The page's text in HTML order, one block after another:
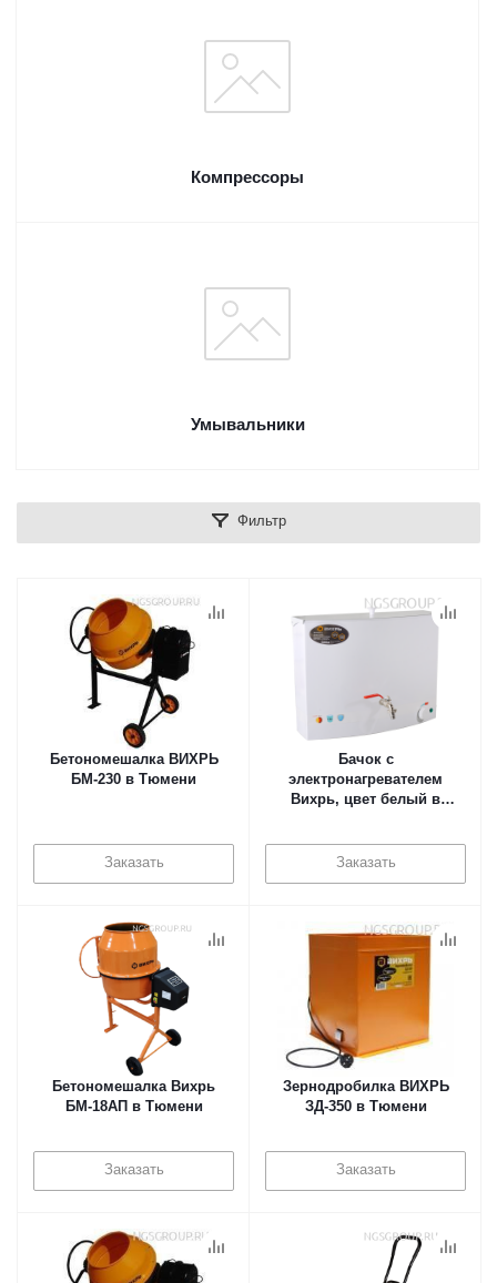
Компрессоры
Умывальники
Фильтр
Бетономешалка ВИХРЬ
БМ-230 в Тюмени
Заказать
Бачок с
электронагревателем
Вихрь, цвет белый в
Заказать
Бетономешалка Вихрь
БМ-18АП в Тюмени
Заказать
Зернодробилка ВИХРЬ
ЗД-350 в Тюмени
Заказать